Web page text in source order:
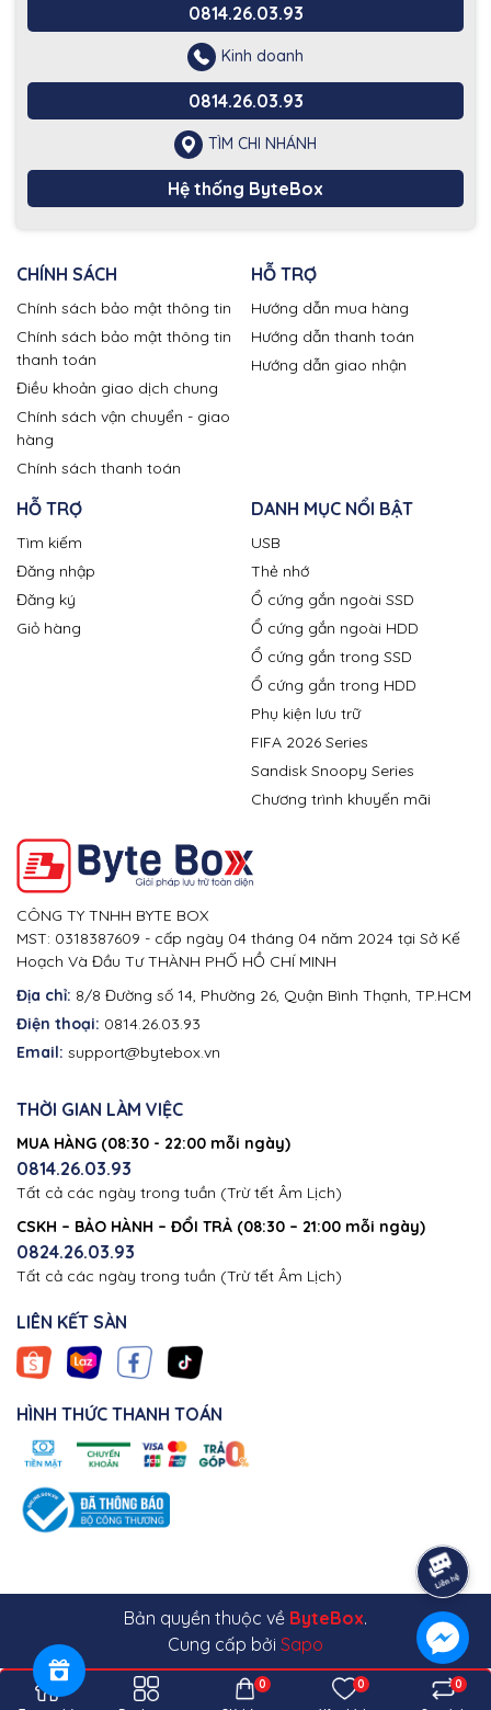
0814.26.03.93
Kinh doanh
0814.26.03.93
TÌM CHI NHÁNH
Hệ thống ByteBox
CHÍNH SÁCH
Chính sách bảo mật thông tin
Chính sách bảo mật thông tin
thanh toán
Điều khoản giao dịch chung
Chính sách vận chuyển - giao
hàng
Chính sách thanh toán
HỖ TRỢ
Hướng dẫn mua hàng
Hướng dẫn thanh toán
Hướng dẫn giao nhận
HỖ TRỢ
Tìm kiếm
Đăng nhập
Đăng ký
Giỏ hàng
DANH MỤC NỔI BẬT
USB
Thẻ nhớ
Ổ cứng gắn ngoài SSD
Ổ cứng gắn ngoài HDD
Ổ cứng gắn trong SSD
Ổ cứng gắn trong HDD
Phụ kiện lưu trữ
FIFA 2026 Series
Sandisk Snoopy Series
Chương trình khuyến mãi
CÔNG TY TNHH BYTE BOX
MST: 0318387609 - cấp ngày 04 tháng 04 năm 2024 tại Sở Kế
Hoạch Và Đầu Tư THÀNH PHỐ HỒ CHÍ MINH
Địa chỉ: 8/8 Đường số 14, Phường 26, Quận Bình Thạnh, TP.HCM
Điện thoại: 0814.26.03.93
Email: support@bytebox.vn
THỜI GIAN LÀM VIỆC
MUA HÀNG (08:30 - 22:00 mỗi ngày)
0814.26.03.93
Tất cả các ngày trong tuần (Trừ tết Âm Lịch)
CSKH – BẢO HÀNH – ĐỔI TRẢ (08:30 – 21:00 mỗi ngày)
0824.26.03.93
Tất cả các ngày trong tuần (Trừ tết Âm Lịch)
LIÊN KẾT SÀN
HÌNH THỨC THANH TOÁN
Bản quyền thuộc về ByteBox.
Cung cấp bởi Sapo
0 0 0